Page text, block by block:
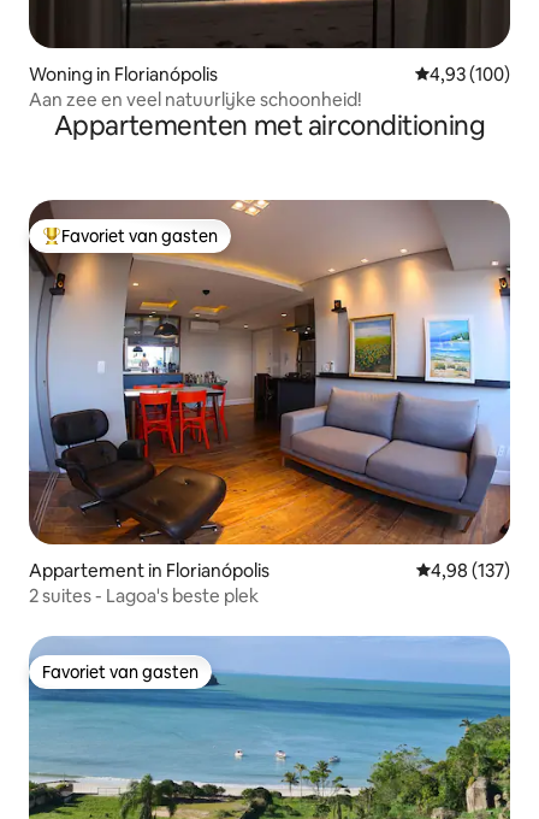
Woning in Florianópolis Gemiddelde
4,93 (100)
Aan zee en veel natuurlijke schoonheid!
Appartementen met airconditioning
Topfavoriet van gasten
Favoriet van gasten
Appartement in Florianópolis Gemiddelde
4,98 (137)
2 suites - Lagoa's beste plek
Favoriet van gasten
Favoriet van gasten